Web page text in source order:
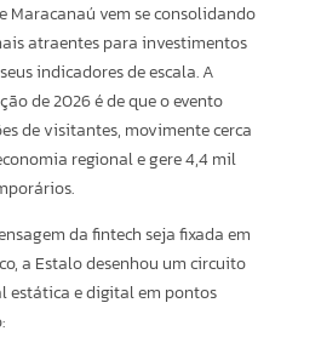
Maracanaú vem se consolidando
atraentes para investimentos
indicadores de escala. A
de 2026 é de que o evento
de visitantes, movimente cerca
regional e gere 4,4 mil
da fintech seja fixada em
a Estalo desenhou um circuito
estática e digital em pontos